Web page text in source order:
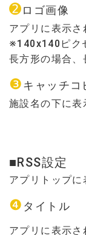
➋ロゴ画像
アプリに表示さ
※140x140ピク
長方形の場合、
❸キャッチコ
施設名の下に表
■RSS設定
アプリトップに
❹ タイトル
アプリに表示さ